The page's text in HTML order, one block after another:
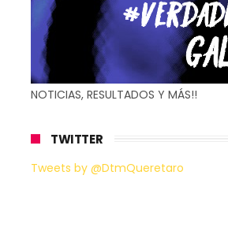
NOTICIAS, RESULTADOS Y MÁS!!
TWITTER
Tweets by @DtmQueretaro